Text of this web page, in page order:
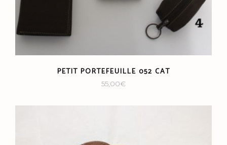
PETIT PORTEFEUILLE 052 CAT
55,00€